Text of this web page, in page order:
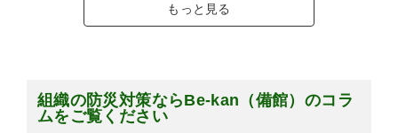
もっと見る
組織の防災対策ならBe-kan（備館）のコラ
ムをご覧ください